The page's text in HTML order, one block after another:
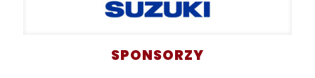
SPONSORZY